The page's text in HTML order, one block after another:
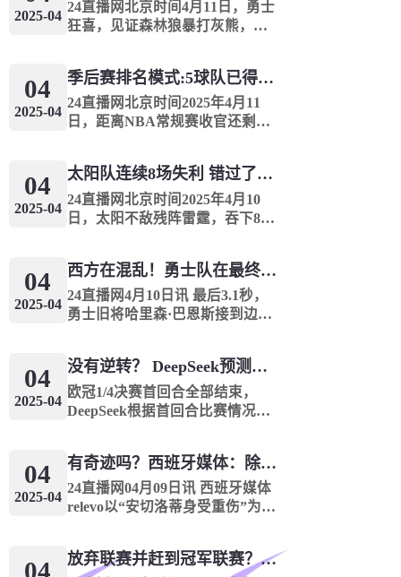
场常规赛如果全部出战，他只
需...
2025-04
24直播网北京时间4月11日，勇士
狂喜，见证森林狼暴打灰熊，一
NBA这么疯狂的进攻表演，森林
狼对阵灰熊的第3节，狼队打出了
单节52...
04
2025-04
季后赛排名模式:5球队已得到确认 西方有一支悲惨的3-8队
24直播网北京时间2025年4月11
日，距离NBA常规赛收官还剩3
火箭分别锁定西部前两名，骑士
凯尔特人分别锁定东部前两名，
魔术...
04
2025-04
太阳队连续8场失利 错过了季后赛 1.5亿巨人完全失败了
24直播网北京时间2025年4月10
日，太阳不敌残阵雷霆，吞下8连
胜，在仅剩两场比赛的情况下，
无论如何他们也无法超过独行
侠，这也意...
04
2025-04
西方在混乱！勇士队在最终成绩中排名第七 湖人队晋级季后赛 火箭向快船送了礼物
24直播网4月10日讯 最后3.1秒，
勇士旧将哈里森·巴恩斯接到边线
马刺114比111绝杀勇士。曾经的
湾区黑鹰用三分绝杀狠狠地...
04
2025-04
没有逆转？ DeepSeek预测冠军联赛的第二回合：4支球队在第一回合中获胜 枪手输了
欧冠1/4决赛首回合全部结束，
DeepSeek根据首回合比赛情况，
合赢球的4支球队均晋级。阿森纳
vs皇马阿森纳首回合主场3球大...
04
2025-04
有奇迹吗？西班牙媒体：除非皇马转过身赢得西甲或欧洲冠军
24直播网04月09日讯 西班牙媒体
relevo以“安切洛蒂身受重伤”为
预料到皇马会在赛季这个阶段依
04 放弃联赛并赶到冠军联赛？阿森纳没有希望赢得英超杯 赢得欧洲冠军的可能性